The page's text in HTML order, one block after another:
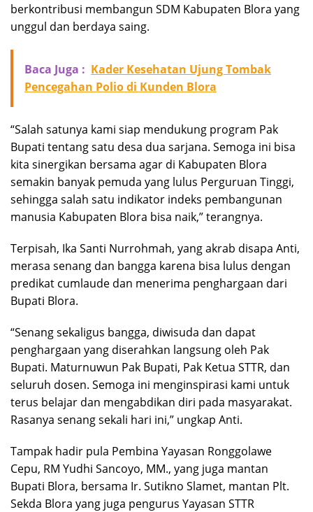
berkontribusi membangun SDM Kabupaten Blora yang
unggul dan berdaya saing.
Baca Juga : Kader Kesehatan Ujung Tombak
Pencegahan Polio di Kunden Blora
“Salah satunya kami siap mendukung program Pak
Bupati tentang satu desa dua sarjana. Semoga ini bisa
kita sinergikan bersama agar di Kabupaten Blora
semakin banyak pemuda yang lulus Perguruan Tinggi,
sehingga salah satu indikator indeks pembangunan
manusia Kabupaten Blora bisa naik,” terangnya.
Terpisah, Ika Santi Nurrohmah, yang akrab disapa Anti,
merasa senang dan bangga karena bisa lulus dengan
predikat cumlaude dan menerima penghargaan dari
Bupati Blora.
“Senang sekaligus bangga, diwisuda dan dapat
penghargaan yang diserahkan langsung oleh Pak
Bupati. Maturnuwun Pak Bupati, Pak Ketua STTR, dan
seluruh dosen. Semoga ini menginspirasi kami untuk
terus belajar dan mengabdikan diri pada masyarakat.
Rasanya senang sekali hari ini,” ungkap Anti.
Tampak hadir pula Pembina Yayasan Ronggolawe
Cepu, RM Yudhi Sancoyo, MM., yang juga mantan
Bupati Blora, bersama Ir. Sutikno Slamet, mantan Plt.
Sekda Blora yang juga pengurus Yayasan STTR